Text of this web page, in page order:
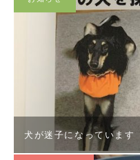
犬が迷子になっています